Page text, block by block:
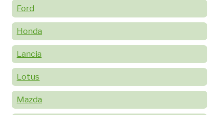
Ford
Honda
Lancia
Lotus
Mazda